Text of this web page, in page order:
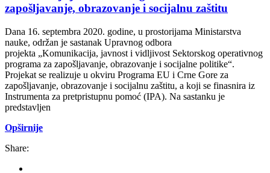
zapošljavanje, obrazovanje i socijalnu zaštitu
Dana 16. septembra 2020. godine, u prostorijama Ministarstva
nauke, održan je sastanak Upravnog odbora
projekta „Komunikacija, javnost i vidljivost Sektorskog operativnog
programa za zapošljavanje, obrazovanje i socijalne politike“.
Projekat se realizuje u okviru Programa EU i Crne Gore za
zapošljavanje, obrazovanje i socijalnu zaštitu, a koji se finasnira iz
Instrumenta za pretpristupnu pomoć (IPA). Na sastanku je
predstavljen
Opširnije
Share: